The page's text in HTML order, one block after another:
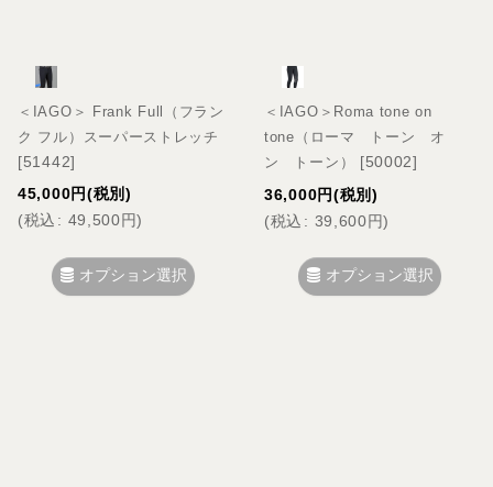
＜IAGO＞ Frank Full（フラン
ク フル）スーパーストレッチ
[51442]
45,000円(税別)
(税込 : 49,500円)
オプション選択
＜IAGO＞Roma tone on
tone（ローマ トーン オ
ン トーン）
[50002]
36,000円(税別)
(税込 : 39,600円)
オプション選択